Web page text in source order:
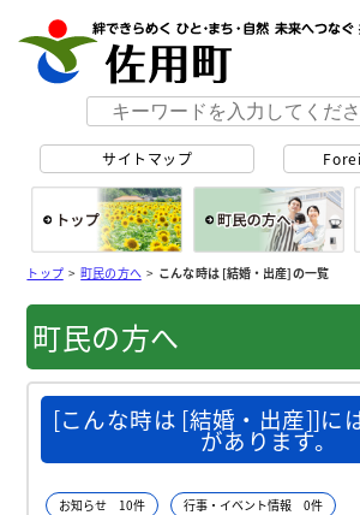
サイトマップ
総合トップ
トップ>町民の方へ> こんな時は [結婚・出産]の一覧
町民の方へ
[こんな時は [結婚・出産]]に
があります。
お知らせ 10件
行事・イベント情報 0件